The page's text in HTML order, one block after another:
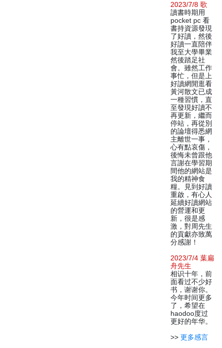
2023/7/8 歌
讀書時期用
pocket pc 看
書持資源發現
了好讀，然後
好讀一直陪伴
我至大學畢業
然後踏足社
會。雖然工作
事忙，但是上
好讀網閒逛看
黃河散文已成
一種習慣，直
至發現好讀不
再更新，繼而
停站，再從別
的論壇得悉網
主離世一事，
心有點哀傷，
後悔未曾跟他
言謝在學習期
間他的網站是
我的精神食
糧。見到好讀
重啟，有心人
延續好讀網站
的營運和更
新，很是感
激，對周先生
的貢獻亦致萬
分感謝！
2023/7/4 葉扁
舟先生
相识十年，前
面看过不少好
书，谢谢你。
今年时间更多
了，希望在
haodoo度过
更好的年华。
>> 更多感言